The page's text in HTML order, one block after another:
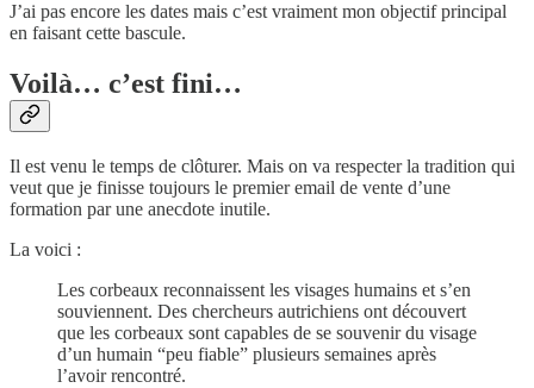
J’ai pas encore les dates mais c’est vraiment mon objectif principal
en faisant cette bascule.
Voilà… c’est fini…
Il est venu le temps de clôturer. Mais on va respecter la tradition qui
veut que je finisse toujours le premier email de vente d’une
formation par une anecdote inutile.
La voici :
Les corbeaux reconnaissent les visages humains et s’en
souviennent. Des chercheurs autrichiens ont découvert
que les corbeaux sont capables de se souvenir du visage
d’un humain “peu fiable” plusieurs semaines après
l’avoir rencontré.